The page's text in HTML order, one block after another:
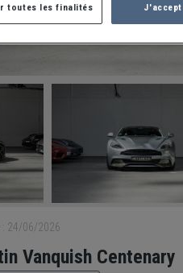
: 24/06/2026
Vanquish Centenary
toutes les finalités